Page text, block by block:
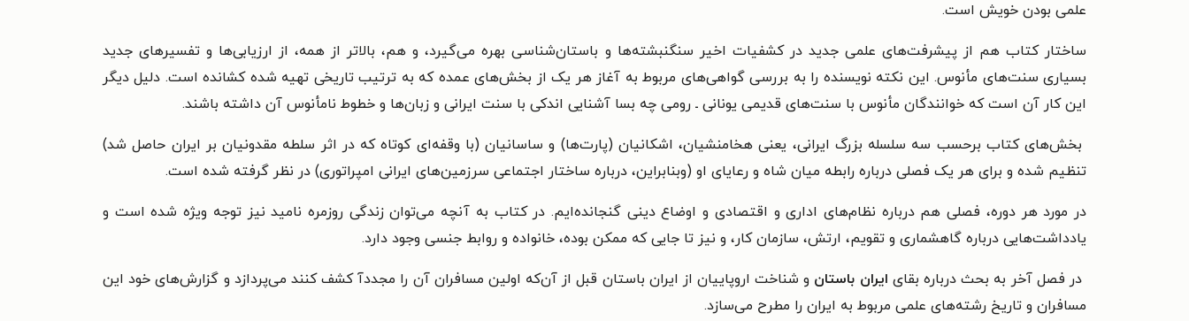
علمی بودن خویش است.
ساختار کتاب هم از پیشرفت‌های علمی جدید در کشفیات اخیر سنگنبشته‌ها و باستان‌شناسی بهره می‌گیرد، و هم، بالاتر از همه، از ارزیابی‌ها و تفسیرهای جدید
بسیاری سنت‌های مأنوس. این نکته نویسنده را به بررسی گواهی‌های مربوط به آغاز هر یک از بخش‌های عمده که به ترتیب تاریخی تهیه شده کشانده است. دلیل دیگر
این کار آن است که خوانندگان مأنوس با سنت‌های قدیمی یونانی ـ رومی چه بسا آشنایی اندکی با سنت ایرانی و زبان‌ها و خطوط نامأنوس آن داشته باشند.
بخش‌های کتاب برحسب سه سلسله بزرگ ایرانی، یعنی هخامنشیان، اشکانیان (پارت‌ها) و ساسانیان (با وقفه‌ای کوتاه که در اثر سلطه مقدونیان بر ایران حاصل شد)
تنظیم شده و برای هر یک فصلی درباره رابطه میان شاه و رعایای او (وبنابراین، درباره ساختار اجتماعی سرزمین‌های ایرانی امپراتوری) در نظر گرفته شده است.
در مورد هر دوره، فصلی هم درباره نظام‌های اداری و اقتصادی و اوضاع دینی گنجانده‌ایم. در کتاب به آنچه می‌توان زندگی روزمره نامید نیز توجه ویژه شده است و
یادداشت‌هایی درباره گاهشماری و تقویم، ارتش، سازمان کار، و نیز تا جایی که ممکن بوده، خانواده و روابط جنسی وجود دارد.
در فصل آخر به بحث درباره بقای ایران باستان و شناخت اروپاییان از ایران باستان قبل از آن‌که اولین مسافران آن را مجددآ کشف کنند می‌پردازد و گزارش‌های خود این
مسافران و تاریخ رشته‌های علمی مربوط به ایران را مطرح می‌سازد.